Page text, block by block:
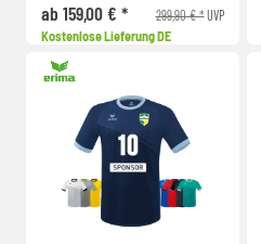
ab 159,00 € *
299,90 € *UVP
Kostenlose Lieferung DE